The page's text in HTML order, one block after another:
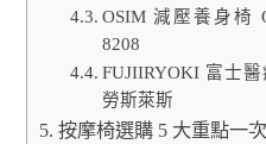
OSIM 減壓養身椅
8208
FUJIIRYOKI 富士
勞斯萊斯
按摩椅選購 5 大重點一